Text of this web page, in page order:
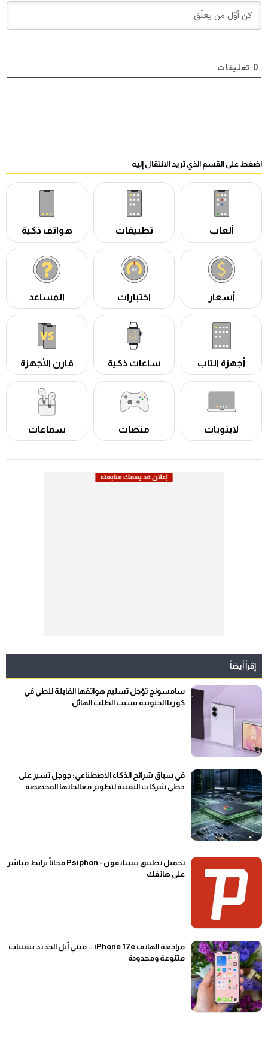
0 تعليقات
اضغط على القسم الذي تريد الانتقال إليه
ألعاب تطبيقات هواتف ذكية
أسعار اختبارات المساعد
أجهزة التاب ساعات ذكية قارن الأجهزة
لابتوبات منصات سماعات
إقرأ أيضاً
سامسونج تؤجل تسليم هواتفها القابلة للطي في
كوريا الجنوبية بسبب الطلب الهائل
في سباق شرائح الذكاء الاصطناعي: جوجل تسير على
خطى شركات التقنية لتطوير معالجاتها المخصصة
تحميل تطبيق بيسايفون - Psiphon مجاناً برابط مباشر
على هاتفك
مراجعة الهاتف iPhone 17e .. ميني أبل الجديد بتقنيات
متنوعة ومحدودة